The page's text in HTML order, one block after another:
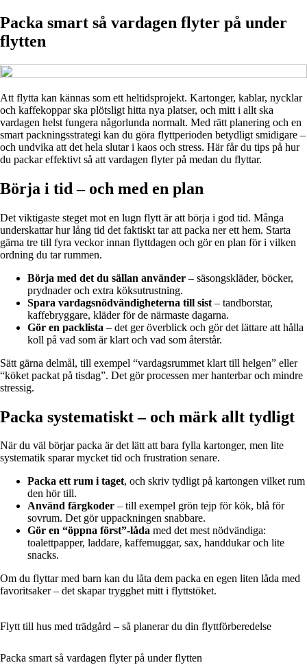
Packa smart så vardagen flyter på under
flytten
Att flytta kan kännas som ett heltidsprojekt. Kartonger, kablar, nycklar
och kaffekoppar ska plötsligt hitta nya platser, och mitt i allt ska
vardagen helst fungera någorlunda normalt. Med rätt planering och en
smart packningsstrategi kan du göra flyttperioden betydligt smidigare –
och undvika att det hela slutar i kaos och stress. Här får du tips på hur
du packar effektivt så att vardagen flyter på medan du flyttar.
Börja i tid – och med en plan
Det viktigaste steget mot en lugn flytt är att börja i god tid. Många
underskattar hur lång tid det faktiskt tar att packa ner ett hem. Starta
gärna tre till fyra veckor innan flyttdagen och gör en plan för i vilken
ordning du tar rummen.
Börja med det du sällan använder – säsongskläder, böcker,
prydnader och extra köksutrustning.
Spara vardagsnödvändigheterna till sist – tandborstar,
kaffebryggare, kläder för de närmaste dagarna.
Gör en packlista – det ger överblick och gör det lättare att hålla
koll på vad som är klart och vad som återstår.
Sätt gärna delmål, till exempel “vardagsrummet klart till helgen” eller
“köket packat på tisdag”. Det gör processen mer hanterbar och mindre
stressig.
Packa systematiskt – och märk allt tydligt
När du väl börjar packa är det lätt att bara fylla kartonger, men lite
systematik sparar mycket tid och frustration senare.
Packa ett rum i taget, och skriv tydligt på kartongen vilket rum
den hör till.
Använd färgkoder – till exempel grön tejp för kök, blå för
sovrum. Det gör uppackningen snabbare.
Gör en “öppna först”-låda med det mest nödvändiga:
toalettpapper, laddare, kaffemuggar, sax, handdukar och lite
snacks.
Om du flyttar med barn kan du låta dem packa en egen liten låda med
favoritsaker – det skapar trygghet mitt i flyttstöket.
Flytt till hus med trädgård – så planerar du din flyttförberedelse
Packa smart så vardagen flyter på under flytten